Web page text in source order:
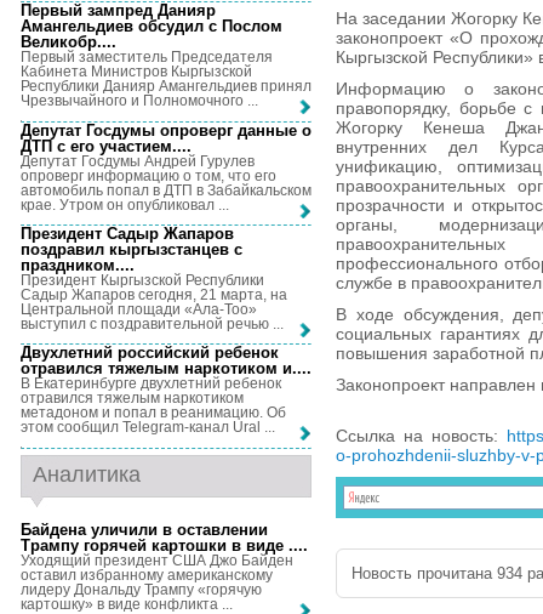
На заседании Жогорку
законопроект «О
Кыргызской Республики»
Информацию о
правопорядку, борьбе с
Жогорку Кенеша
внутренних дел
унификацию,
правоохранительных
прозрачности и
органы,
профессионального
службе в
В ходе обсуждения,
социальных гарантиях
повышения заработной
Законопроект
Ссылка на новость:
o-prohozhdenii-sluzhby-
Новость прочитана 934
Первый зампред Данияр
Амангельдиев обсудил с Послом
Великобр....
Первый заместитель Председателя
Кабинета Министров Кыргызской
Республики Данияр Амангельдиев принял
Чрезвычайного и Полномочного ...
Депутат Госдумы опроверг данные о
ДТП с его участием....
Депутат Госдумы Андрей Гурулев
опроверг информацию о том, что его
автомобиль попал в ДТП в Забайкальском
крае. Утром он опубликовал ...
Президент Садыр Жапаров
поздравил кыргызстанцев с
праздником....
Президент Кыргызской Республики
Садыр Жапаров сегодня, 21 марта, на
Центральной площади «Ала-Тоо»
выступил с поздравительной речью ...
Двухлетний российский ребенок
отравился тяжелым наркотиком и....
В Екатеринбурге двухлетний ребенок
отравился тяжелым наркотиком
метадоном и попал в реанимацию. Об
этом сообщил Telegram-канал Ural ...
Аналитика
Байдена уличили в оставлении
Трампу горячей картошки в виде ....
Уходящий президент США Джо Байден
оставил избранному американскому
лидеру Дональду Трампу «горячую
картошку» в виде конфликта ...